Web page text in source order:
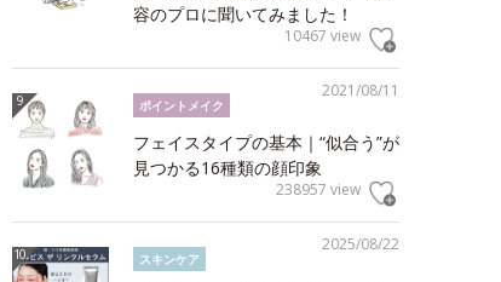
容のプロに聞いてみました！
10467 view
2021/08/11
ポイントメイク
フェイスタイプの基本｜“似合う”が
見つかる16種類の顔印象
238957 view
2025/08/22
スキンケア